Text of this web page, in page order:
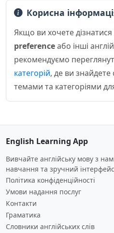
Корисна
Якщо ви хочете
preferenceабо інші
рекомендуємо
категорій, де ви знайдете
темами та категоріями
English Learning App
Вивчайте англійську мову з
навчання та зручний
Політика конфіденційності
Умови надання послуг
Контакти
Граматика
Словники англійських слів